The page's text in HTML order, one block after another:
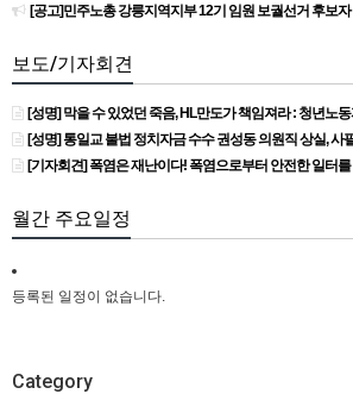
[공고]민주노총 강릉지역지부 12기 임원 보궐선거 후보
보도/기자회견
[성명] 막을 수 있었던 죽음, HL만도가 책임져라 : 청년노
[성명] 통일교 불법 정치자금 수수 권성동 의원직 상실, 사
[기자회견] 폭염은 재난이다! 폭염으로부터 안전한 일터
월간 주요일정
등록된 일정이 없습니다.
Category